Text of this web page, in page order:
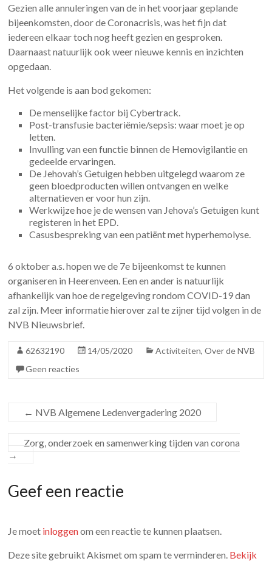
Gezien alle annuleringen van de in het voorjaar geplande
bijeenkomsten, door de Coronacrisis, was het fijn dat
iedereen elkaar toch nog heeft gezien en gesproken.
Daarnaast natuurlijk ook weer nieuwe kennis en inzichten
opgedaan.
Het volgende is aan bod gekomen:
De menselijke factor bij Cybertrack.
Post-transfusie bacteriëmie/sepsis: waar moet je op
letten.
Invulling van een functie binnen de Hemovigilantie en
gedeelde ervaringen.
De Jehovah’s Getuigen hebben uitgelegd waarom ze
geen bloedproducten willen ontvangen en welke
alternatieven er voor hun zijn.
Werkwijze hoe je de wensen van Jehova’s Getuigen kunt
registeren in het EPD.
Casusbespreking van een patiënt met hyperhemolyse.
6 oktober a.s. hopen we de 7e bijeenkomst te kunnen
organiseren in Heerenveen. Een en ander is natuurlijk
afhankelijk van hoe de regelgeving rondom COVID-19 dan
zal zijn. Meer informatie hierover zal te zijner tijd volgen in de
NVB Nieuwsbrief.
62632190 14/05/2020 Activiteiten,Over de NVB
Geen reacties
← NVB Algemene Ledenvergadering 2020
Zorg, onderzoek en samenwerking tijden van corona
→
Geef een reactie
Je moet inloggenom een reactie te kunnen plaatsen.
Deze site gebruikt Akismet om spam te verminderen. Bekijk